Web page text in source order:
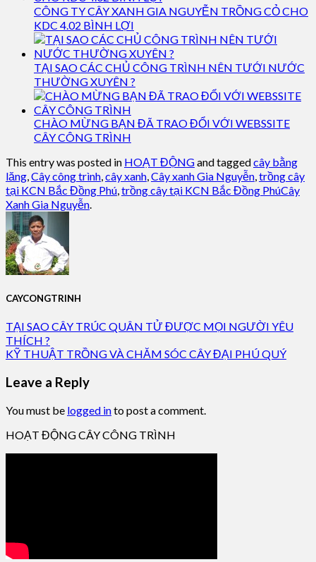
CÔNG TY CÂY XANH GIA NGUYỄN TRỒNG CỎ CHO
KDC 4.02 BÌNH LỢI
TẠI SAO CÁC CHỦ CÔNG TRÌNH NÊN TƯỚI NƯỚC
THƯỜNG XUYÊN ?
CHÀO MỪNG BẠN ĐÃ TRAO ĐỔI VỚI WEBSSITE
CÂY CÔNG TRÌNH
This entry was posted in HOẠT ĐỘNGand taggedcây bằng
lăng,Cây công trình,cây xanh,Cây xanh Gia Nguyễn,trồng cây
tại KCN Bắc Đồng Phú,trồng cây tại KCN Bắc Đồng PhúCây
Xanh Gia Nguyễn.
CAYCONGTRINH
TẠI SAO CÂY TRÚC QUÂN TỬ ĐƯỢC MỌI NGƯỜI YÊU
THÍCH ?
KỸ THUẬT TRỒNG VÀ CHĂM SÓC CÂY ĐẠI PHÚ QUÝ
Leave a Reply
You must be logged into post a comment.
HOẠT ĐỘNG CÂY CÔNG TRÌNH